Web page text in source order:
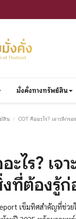
มั่งคั่งทางทรัพย์สิน
สิน COT คืออะไร? เจาะลึก
ะไร? เจ
งที่ต้องรู้
เข็มทิศสำคัญที่ช่ว